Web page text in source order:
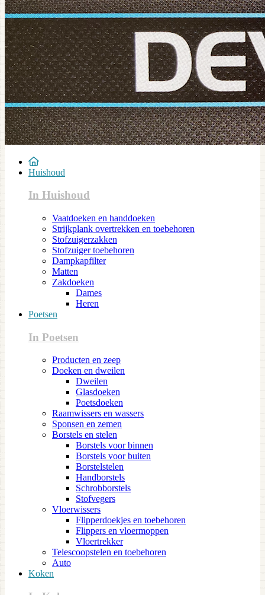
Huishoud
In Huishoud
Vaatdoeken en handdoeken
Strijkplank overtrekken en toebehoren
Stofzuigerzakken
Stofzuiger toebehoren
Dampkapfilter
Matten
Zakdoeken
Dames
Heren
Poetsen
In Poetsen
Producten en zeep
Doeken en dweilen
Dweilen
Glasdoeken
Poetsdoeken
Raamwissers en wassers
Sponsen en zemen
Borstels en stelen
Borstels voor binnen
Borstels voor buiten
Borstelstelen
Handborstels
Schrobborstels
Stofvegers
Vloerwissers
Flipperdoekjes en toebehoren
Flippers en vloermoppen
Vloertrekker
Telescoopstelen en toebehoren
Auto
Koken